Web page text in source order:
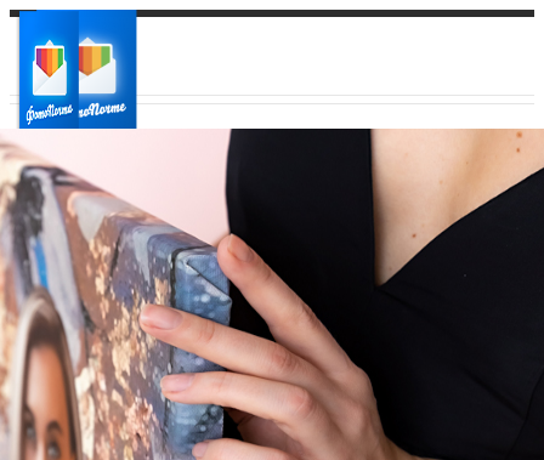
Ваш город:
Ваш регион доставки
Выберите из списка: